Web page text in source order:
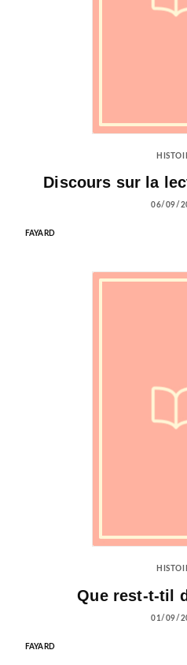
Discours sur la
06/09/
FAYARD
Que rest-t-til
01/09/
FAYARD